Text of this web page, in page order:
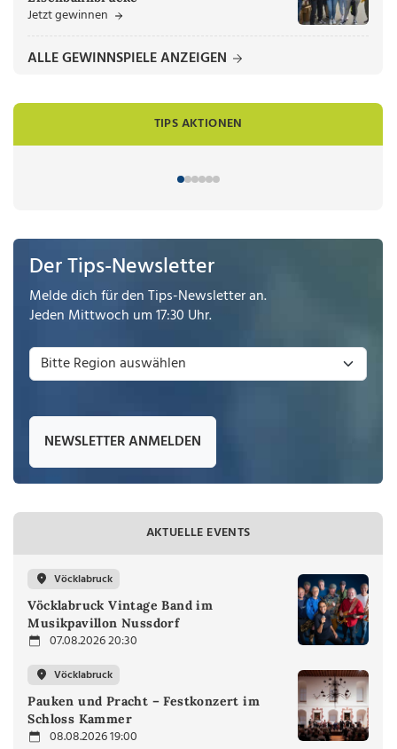
Jetzt gewinnen
ALLE GEWINNSPIELE ANZEIGEN
TIPS AKTIONEN
Der Tips-Newsletter
Melde dich für den Tips-Newsletter an.
Jeden Mittwoch um 17:30 Uhr.
NEWSLETTER ANMELDEN
AKTUELLE EVENTS
Vöcklabruck
Vöcklabruck Vintage Band im
Musikpavillon Nussdorf
07.08.2026 20:30
Vöcklabruck
Pauken und Pracht – Festkonzert im
Schloss Kammer
08.08.2026 19:00